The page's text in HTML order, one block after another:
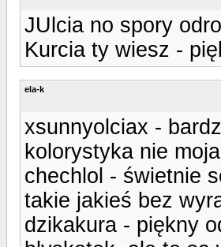
JUlcia no spory
Kurcia ty wiesz -
ela-k
xsunnyolciax -
kolorystyka nie
chechlol - świetnie
takie jakieś bez
dzikakura - piękny